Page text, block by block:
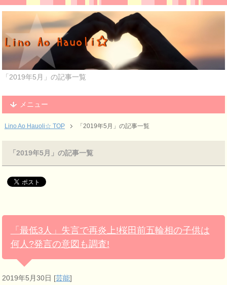
「2019年5月」の記事一覧
メニュー
Lino Ao Hauoli☆ TOP 「2019年5月」の記事一覧
「2019年5月」の記事一覧
「最低3人」失言で再炎上!桜田前五輪相の子供は
何人?発言の意図も調査!
2019年5月30日 [芸能]